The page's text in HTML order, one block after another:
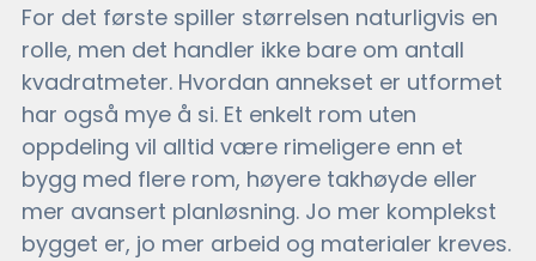
For det første spiller størrelsen naturligvis en
rolle, men det handler ikke bare om antall
kvadratmeter. Hvordan annekset er utformet
har også mye å si. Et enkelt rom uten
oppdeling vil alltid være rimeligere enn et
bygg med flere rom, høyere takhøyde eller
mer avansert planløsning. Jo mer komplekst
bygget er, jo mer arbeid og materialer kreves.